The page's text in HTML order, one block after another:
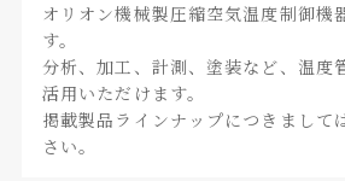
オリオン機械製圧縮空気温度制御機
す。
分析、加工、計測、塗装など、温度
活用いただけます。
掲載製品ラインナップにつきまして
さい。